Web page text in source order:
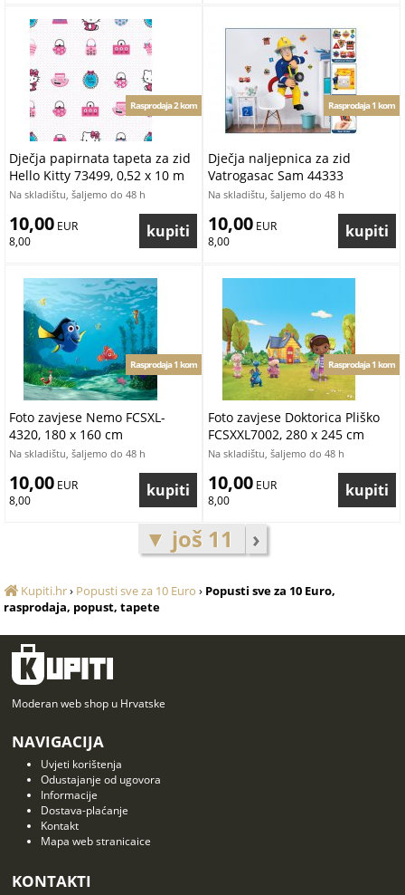
Dječja papirnata tapeta za zid
Hello Kitty 73499, 0,52 x 10 m
Rasprodaja 2 kom
Na skladištu, šaljemo do 48 h
10,00 EUR
8,00
Dječja naljepnica za zid
Vatrogasac Sam 44333
Rasprodaja 1 kom
Na skladištu, šaljemo do 48 h
10,00 EUR
8,00
Foto zavjese Nemo FCSXL-
4320, 180 x 160 cm
Rasprodaja 1 kom
Na skladištu, šaljemo do 48 h
10,00 EUR
8,00
Foto zavjese Doktorica Pliško
FCSXXL7002, 280 x 245 cm
Rasprodaja 1 kom
Na skladištu, šaljemo do 48 h
10,00 EUR
8,00
▼ još 11 ›
Kupiti.hr› Popusti sve za 10 Euro › Popusti sve za 10 Euro,
rasprodaja, popust, tapete
Moderan web shop u Hrvatske
NAVIGACIJA
Uvjeti korištenja
Odustajanje od ugovora
Informacije
Dostava-plaćanje
Kontakt
Mapa web stranicaice
KONTAKTI